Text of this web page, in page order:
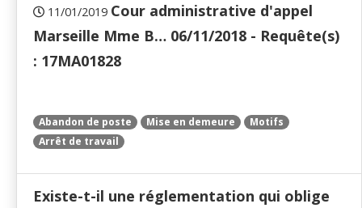
11/01/2019 Cour administrative d'appel
Marseille Mme B… 06/11/2018 - Requête(s)
: 17MA01828
Abandon de poste Mise en demeure
Motifs
Arrêt de travail
Existe-t-il une réglementation qui oblige